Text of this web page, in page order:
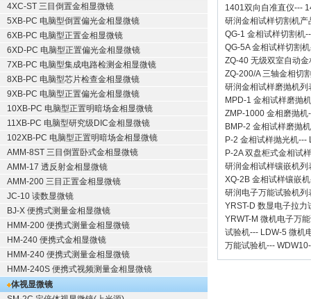
4XC-ST 三目倒置金相显微镜
5XB-PC 电脑型倒置偏光金相显微镜
6XB-PC 电脑型正置金相显微镜
6XD-PC 电脑型正置偏光金相显微镜
7XB-PC 电脑型集成电路检测金相显微镜
8XB-PC 电脑型芯片检查金相显微镜
9XB-PC 电脑型正置偏光金相显微镜
10XB-PC 电脑型正置明暗场金相显微镜
11XB-PC 电脑型研究级DIC金相显微镜
102XB-PC 电脑型正置明暗场金相显微镜
AMM-8ST 三目倒置卧式金相显微镜
AMM-17 透反射金相显微镜
AMM-200 三目正置金相显微镜
JC-10 读数显微镜
BJ-X 便携式测量金相显微镜
HMM-200 便携式测量金相显微镜
HM-240 便携式金相显微镜
HMM-240 便携式测量金相显微镜
HMM-240S 便携式视频测量金相显微镜
体视显微镜
1401双向自准直仪---
研润金相试样切割机产
QG-1 金相试样切割机
QG-5A 金相试样切割机
ZQ-40 无级双室自动金
ZQ-200/A 三轴金相切
研润金相试样磨抛机列
MPD-1 金相试样磨抛机
ZMP-1000 金相磨抛机
BMP-2 金相试样磨抛机
P-2 金相试样抛光机---
P-2A 双盘柜式金相试
研润金相试样镶嵌机列
XQ-2B 金相试样镶嵌机
研润电子万能试验机列
YRST-D 数显电子拉力
YRWT-M 微机电子万
试验机--- LDW-5 微机
万能试验机---